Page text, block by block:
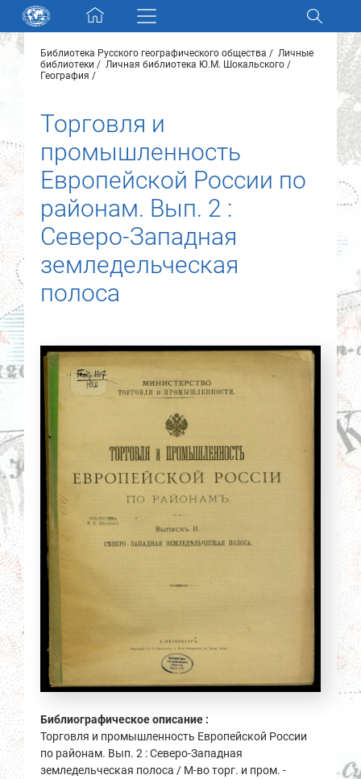
Skip navigation
Разделы и коллекции
Новости
О нас
Контакты
Партнеры
Библиотека Русского географического общества
Личные
библиотеки
Личная библиотека Ю.М. Шокальского
География
Торговля и
промышленность
Европейской России по
районам. Вып. 2 :
Северо-Западная
земледельческая
полоса
Библиографическое описание :
Торговля и промышленность Европейской России
по районам. Вып. 2 : Северо-Западная
земледельческая полоса / М-во торг. и пром. -